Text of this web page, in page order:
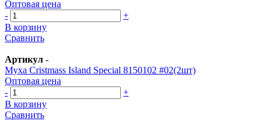
Оптовая цена
-
+
В корзину
Сравнить
Артикул -
Муха Cristmass Island Special 8150102 #02(2шт)
Оптовая цена
-
+
В корзину
Сравнить